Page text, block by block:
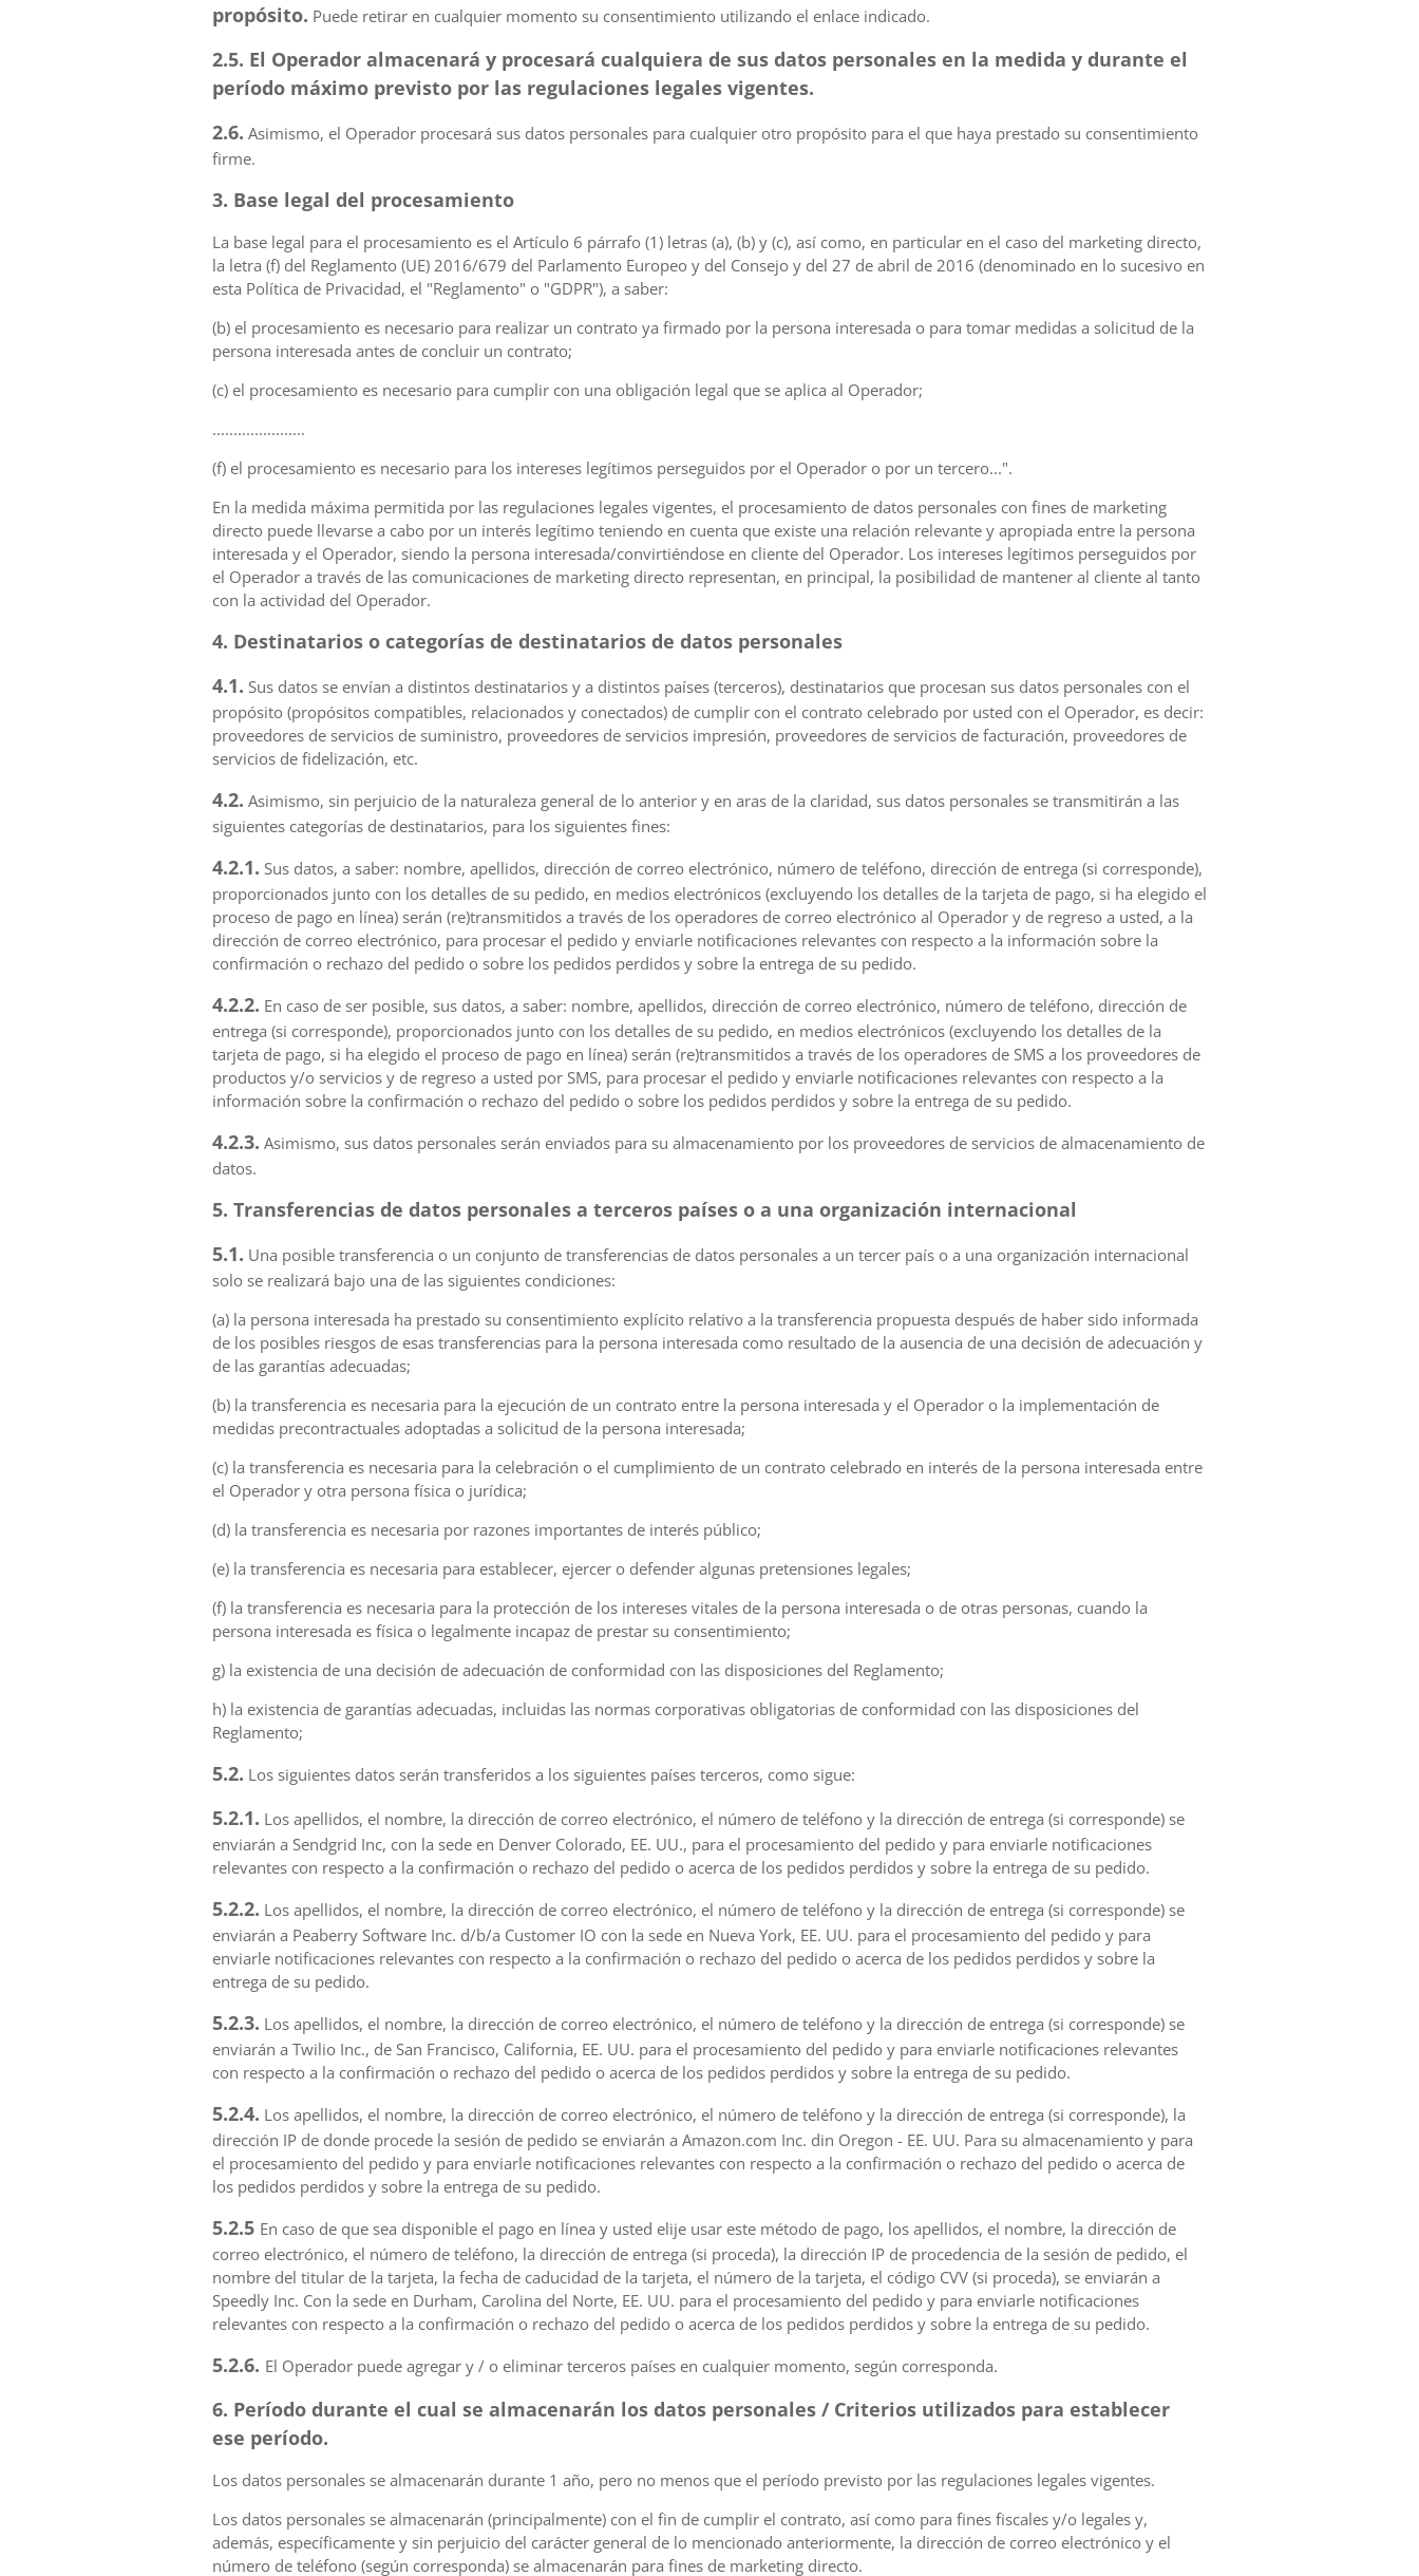
propósito. Puede retirar en cualquier momento su consentimiento utilizando el enlace indicado.
2.5. El Operador almacenará y procesará cualquiera de sus datos personales en la medida y durante el
período máximo previsto por las regulaciones legales vigentes.
2.6. Asimismo, el Operador procesará sus datos personales para cualquier otro propósito para el que haya prestado su consentimiento
firme.
3. Base legal del procesamiento
La base legal para el procesamiento es el Artículo 6 párrafo (1) letras (a), (b) y (c), así como, en particular en el caso del marketing directo,
la letra (f) del Reglamento (UE) 2016/679 del Parlamento Europeo y del Consejo y del 27 de abril de 2016 (denominado en lo sucesivo en
esta Política de Privacidad, el "Reglamento" o "GDPR"), a saber:
(b) el procesamiento es necesario para realizar un contrato ya firmado por la persona interesada o para tomar medidas a solicitud de la
persona interesada antes de concluir un contrato;
(c) el procesamiento es necesario para cumplir con una obligación legal que se aplica al Operador;
......................
(f) el procesamiento es necesario para los intereses legítimos perseguidos por el Operador o por un tercero...".
En la medida máxima permitida por las regulaciones legales vigentes, el procesamiento de datos personales con fines de marketing
directo puede llevarse a cabo por un interés legítimo teniendo en cuenta que existe una relación relevante y apropiada entre la persona
interesada y el Operador, siendo la persona interesada/convirtiéndose en cliente del Operador. Los intereses legítimos perseguidos por
el Operador a través de las comunicaciones de marketing directo representan, en principal, la posibilidad de mantener al cliente al tanto
con la actividad del Operador.
4. Destinatarios o categorías de destinatarios de datos personales
4.1. Sus datos se envían a distintos destinatarios y a distintos países (terceros), destinatarios que procesan sus datos personales con el
propósito (propósitos compatibles, relacionados y conectados) de cumplir con el contrato celebrado por usted con el Operador, es decir:
proveedores de servicios de suministro, proveedores de servicios impresión, proveedores de servicios de facturación, proveedores de
servicios de fidelización, etc.
4.2. Asimismo, sin perjuicio de la naturaleza general de lo anterior y en aras de la claridad, sus datos personales se transmitirán a las
siguientes categorías de destinatarios, para los siguientes fines:
4.2.1. Sus datos, a saber: nombre, apellidos, dirección de correo electrónico, número de teléfono, dirección de entrega (si corresponde),
proporcionados junto con los detalles de su pedido, en medios electrónicos (excluyendo los detalles de la tarjeta de pago, si ha elegido el
proceso de pago en línea) serán (re)transmitidos a través de los operadores de correo electrónico al Operador y de regreso a usted, a la
dirección de correo electrónico, para procesar el pedido y enviarle notificaciones relevantes con respecto a la información sobre la
confirmación o rechazo del pedido o sobre los pedidos perdidos y sobre la entrega de su pedido.
4.2.2. En caso de ser posible, sus datos, a saber: nombre, apellidos, dirección de correo electrónico, número de teléfono, dirección de
entrega (si corresponde), proporcionados junto con los detalles de su pedido, en medios electrónicos (excluyendo los detalles de la
tarjeta de pago, si ha elegido el proceso de pago en línea) serán (re)transmitidos a través de los operadores de SMS a los proveedores de
productos y/o servicios y de regreso a usted por SMS, para procesar el pedido y enviarle notificaciones relevantes con respecto a la
información sobre la confirmación o rechazo del pedido o sobre los pedidos perdidos y sobre la entrega de su pedido.
4.2.3. Asimismo, sus datos personales serán enviados para su almacenamiento por los proveedores de servicios de almacenamiento de
datos.
5. Transferencias de datos personales a terceros países o a una organización internacional
5.1. Una posible transferencia o un conjunto de transferencias de datos personales a un tercer país o a una organización internacional
solo se realizará bajo una de las siguientes condiciones:
(a) la persona interesada ha prestado su consentimiento explícito relativo a la transferencia propuesta después de haber sido informada
de los posibles riesgos de esas transferencias para la persona interesada como resultado de la ausencia de una decisión de adecuación y
de las garantías adecuadas;
(b) la transferencia es necesaria para la ejecución de un contrato entre la persona interesada y el Operador o la implementación de
medidas precontractuales adoptadas a solicitud de la persona interesada;
(c) la transferencia es necesaria para la celebración o el cumplimiento de un contrato celebrado en interés de la persona interesada entre
el Operador y otra persona física o jurídica;
(d) la transferencia es necesaria por razones importantes de interés público;
(e) la transferencia es necesaria para establecer, ejercer o defender algunas pretensiones legales;
(f) la transferencia es necesaria para la protección de los intereses vitales de la persona interesada o de otras personas, cuando la
persona interesada es física o legalmente incapaz de prestar su consentimiento;
g) la existencia de una decisión de adecuación de conformidad con las disposiciones del Reglamento;
h) la existencia de garantías adecuadas, incluidas las normas corporativas obligatorias de conformidad con las disposiciones del
Reglamento;
5.2. Los siguientes datos serán transferidos a los siguientes países terceros, como sigue:
5.2.1. Los apellidos, el nombre, la dirección de correo electrónico, el número de teléfono y la dirección de entrega (si corresponde) se
enviarán a Sendgrid Inc, con la sede en Denver Colorado, EE. UU., para el procesamiento del pedido y para enviarle notificaciones
relevantes con respecto a la confirmación o rechazo del pedido o acerca de los pedidos perdidos y sobre la entrega de su pedido.
5.2.2. Los apellidos, el nombre, la dirección de correo electrónico, el número de teléfono y la dirección de entrega (si corresponde) se
enviarán a Peaberry Software Inc. d/b/a Customer IO con la sede en Nueva York, EE. UU. para el procesamiento del pedido y para
enviarle notificaciones relevantes con respecto a la confirmación o rechazo del pedido o acerca de los pedidos perdidos y sobre la
entrega de su pedido.
5.2.3. Los apellidos, el nombre, la dirección de correo electrónico, el número de teléfono y la dirección de entrega (si corresponde) se
enviarán a Twilio Inc., de San Francisco, California, EE. UU. para el procesamiento del pedido y para enviarle notificaciones relevantes
con respecto a la confirmación o rechazo del pedido o acerca de los pedidos perdidos y sobre la entrega de su pedido.
5.2.4. Los apellidos, el nombre, la dirección de correo electrónico, el número de teléfono y la dirección de entrega (si corresponde), la
dirección IP de donde procede la sesión de pedido se enviarán a Amazon.com Inc. din Oregon - EE. UU. Para su almacenamiento y para
el procesamiento del pedido y para enviarle notificaciones relevantes con respecto a la confirmación o rechazo del pedido o acerca de
los pedidos perdidos y sobre la entrega de su pedido.
5.2.5 En caso de que sea disponible el pago en línea y usted elije usar este método de pago, los apellidos, el nombre, la dirección de
correo electrónico, el número de teléfono, la dirección de entrega (si proceda), la dirección IP de procedencia de la sesión de pedido, el
nombre del titular de la tarjeta, la fecha de caducidad de la tarjeta, el número de la tarjeta, el código CVV (si proceda), se enviarán a
Speedly Inc. Con la sede en Durham, Carolina del Norte, EE. UU. para el procesamiento del pedido y para enviarle notificaciones
relevantes con respecto a la confirmación o rechazo del pedido o acerca de los pedidos perdidos y sobre la entrega de su pedido.
5.2.6. El Operador puede agregar y / o eliminar terceros países en cualquier momento, según corresponda.
6. Período durante el cual se almacenarán los datos personales / Criterios utilizados para establecer
ese período.
Los datos personales se almacenarán durante 1 año, pero no menos que el período previsto por las regulaciones legales vigentes.
Los datos personales se almacenarán (principalmente) con el fin de cumplir el contrato, así como para fines fiscales y/o legales y,
además, específicamente y sin perjuicio del carácter general de lo mencionado anteriormente, la dirección de correo electrónico y el
número de teléfono (según corresponda) se almacenarán para fines de marketing directo.